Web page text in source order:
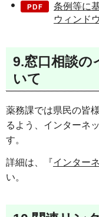
条例等に
ウィンド
9.窓口相談の
いて
薬務課では県民の皆
るよう、インターネ
す。
詳細は、『インター
い。